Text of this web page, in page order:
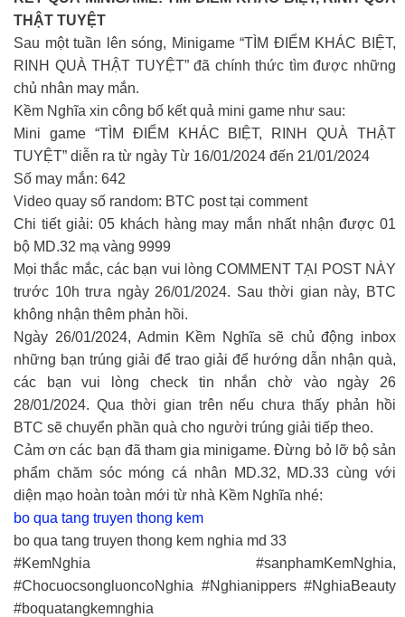
THẬT TUYỆT
Sau một tuần lên sóng, Minigame “TÌM ĐIỂM KHÁC BIỆT,
RINH QUÀ THẬT TUYỆT” đã chính thức tìm được những
chủ nhân may mắn.
Kềm Nghĩa xin công bố kết quả mini game như sau:
Mini game “TÌM ĐIỂM KHÁC BIỆT, RINH QUÀ THẬT
TUYỆT” diễn ra từ ngày Từ 16/01/2024 đến 21/01/2024
Số may mắn: 642
Video quay số random: BTC post tại comment
Chi tiết giải: 05 khách hàng may mắn nhất nhận được 01
bộ MD.32 mạ vàng 9999
Mọi thắc mắc, các bạn vui lòng COMMENT TẠI POST NÀY
trước 10h trưa ngày 26/01/2024. Sau thời gian này, BTC
không nhận thêm phản hồi.
Ngày 26/01/2024, Admin Kềm Nghĩa sẽ chủ động inbox
những bạn trúng giải để trao giải để hướng dẫn nhận quà,
các bạn vui lòng check tin nhắn chờ vào ngày 26
28/01/2024. Qua thời gian trên nếu chưa thấy phản hồi
BTC sẽ chuyển phần quà cho người trúng giải tiếp theo.
Cảm ơn các bạn đã tham gia minigame. Đừng bỏ lỡ bộ sản
phẩm chăm sóc móng cá nhân MD.32, MD.33 cùng với
diện mạo hoàn toàn mới từ nhà Kềm Nghĩa nhé:
bo qua tang truyen thong kem
bo qua tang truyen thong kem nghia md 33
#KemNghia #sanphamKemNghia,
#ChocuocsongluoncoNghia #Nghianippers #NghiaBeauty
#boquatangkemnghia